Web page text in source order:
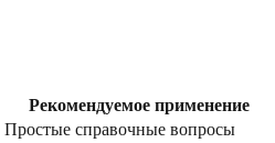
Рекомендуемое применение
Простые справочные вопросы